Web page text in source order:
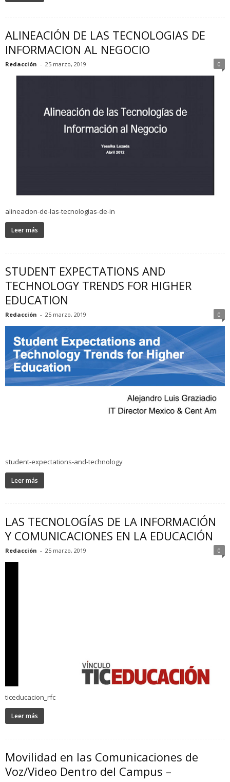
ALINEACIÓN DE LAS TECNOLOGIAS DE
INFORMACION AL NEGOCIO
Redacción - 25 marzo, 2019 0
alineacion-de-las-tecnologias-de-in
Leer más
STUDENT EXPECTATIONS AND
TECHNOLOGY TRENDS FOR HIGHER
EDUCATION
Redacción - 25 marzo, 2019 0
student-expectations-and-technology
Leer más
LAS TECNOLOGÍAS DE LA INFORMACIÓN
Y COMUNICACIONES EN LA EDUCACIÓN
Redacción - 25 marzo, 2019 0
ticeducacion_rfc
Leer más
Movilidad en las Comunicaciones de
Voz/Video Dentro del Campus –